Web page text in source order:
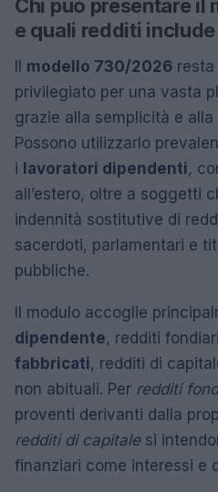
Chi può presentare
e quali redditi include
Il modello 730/2026
privilegiato per una vasta
grazie alla semplicità e
Possono utilizzarlo
i lavoratori dipendenti,
all’estero, oltre a soggetti
indennità sostitutive di
sacerdoti, parlamentari e
pubbliche.
Il modulo accoglie
dipendente, redditi
fabbricati, redditi di
non abituali. Per redditi
proventi derivanti dalla
redditi di capitalesi
finanziari come interessi e